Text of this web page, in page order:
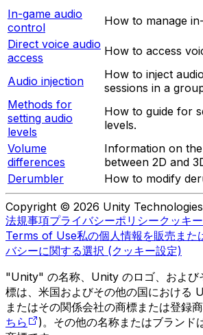
In-game audio
control
How to manage
Direct voice audio
access
How to access
Audio injection
How to inject
sessions in a
Methods for
setting audio
levels
How to guide for
levels.
Volume
differences
Information on
between 2D and
Derumbler
How to modify
Copyright © 2026 Unity Technologies
法規事項プライバシーポリシークッキー
Terms of Use私の個人情報を販売また
バシーに関する選択 (クッキー設定)
"Unity" の名称、Unity のロゴ、および
標は、米国およびその他の国における
またはその関係会社の商標または登録
ちら
)。その他の名称またはブランド